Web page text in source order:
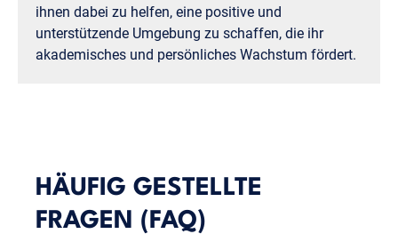
ihnen dabei zu helfen, eine positive und
unterstützende Umgebung zu schaffen, die ihr
akademisches und persönliches Wachstum fördert.
HÄUFIG GESTELLTE
FRAGEN (FAQ)